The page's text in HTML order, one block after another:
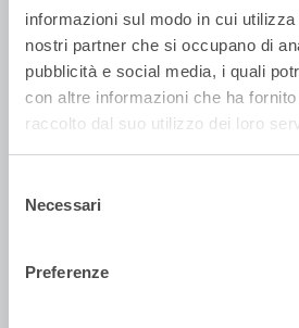
informazioni sul modo in cui
nostri partner che si occupano di
pubblicità e social media, i quali
con altre informazioni che ha
raccolto dal suo utilizzo dei loro
delNecessari
Preferenze
News